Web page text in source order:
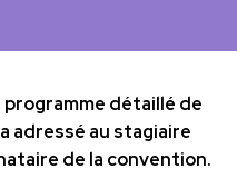
détaillé de
adressé au stagiaire
de la convention.